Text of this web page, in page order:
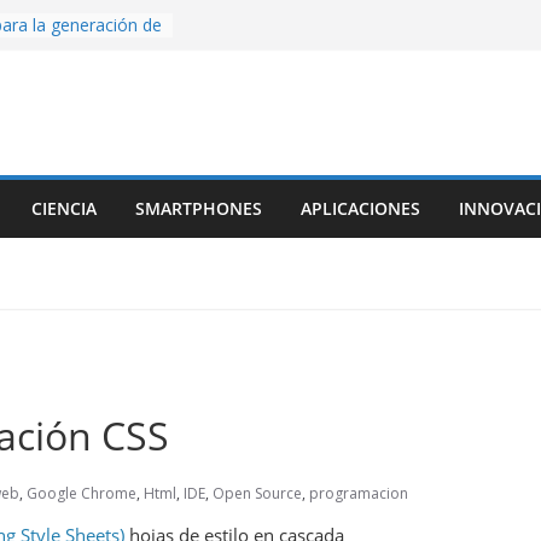
cinematográfico
IA
con Unity y
CIENCIA SMARTPHONES APLICACIONES
CSS
, Google Chrome, Html, IDE, Open Source, programacion
Style Sheets) hojas de estilo en cascada